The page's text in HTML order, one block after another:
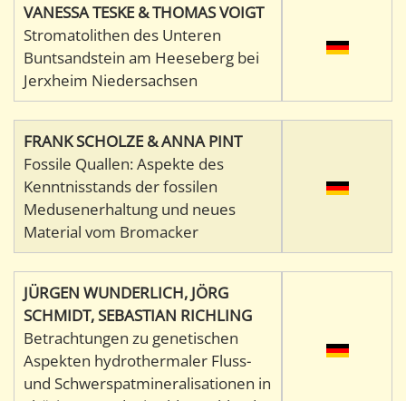
VANESSA TESKE & THOMAS VOIGT
Stromatolithen des Unteren
Buntsandstein am Heeseberg bei
Jerxheim Niedersachsen
FRANK SCHOLZE & ANNA PINT
Fossile Quallen: Aspekte des
Kenntnisstands der fossilen
Medusenerhaltung und neues
Material vom Bromacker
JÜRGEN WUNDERLICH, JÖRG
SCHMIDT, SEBASTIAN RICHLING
Betrachtungen zu genetischen
Aspekten hydrothermaler Fluss-
und Schwerspatmineralisationen in